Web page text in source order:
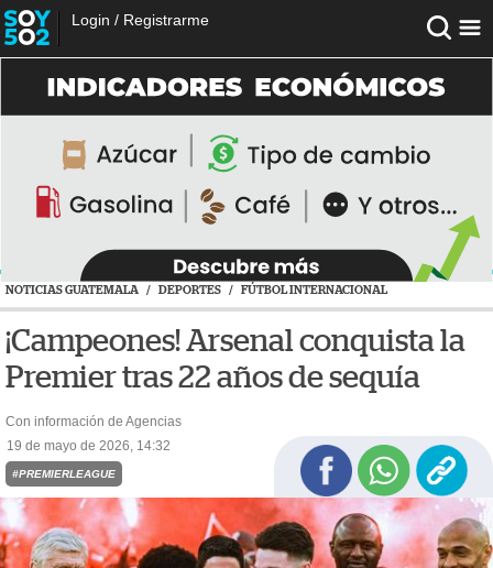
Login / Registrarme
NOTICIAS GUATEMALA / DEPORTES / FÚTBOL INTERNACIONAL
¡Campeones! Arsenal conquista la
Premier tras 22 años de sequía
Con información de Agencias
19 de mayo de 2026, 14:32
#PREMIERLEAGUE